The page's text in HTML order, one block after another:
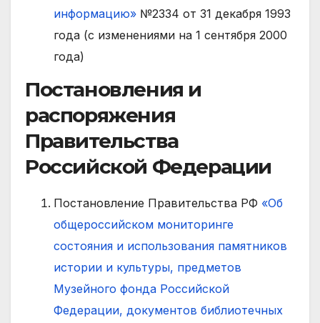
информацию» №2334 от 31 декабря 1993
года (с изменениями на 1 сентября 2000
года)
Постановления и
распоряжения
Правительства
Российской Федерации
Постановление Правительства РФ «Об
общероссийском мониторинге
состояния и использования памятников
истории и культуры, предметов
Музейного фонда Российской
Федерации, документов библиотечных